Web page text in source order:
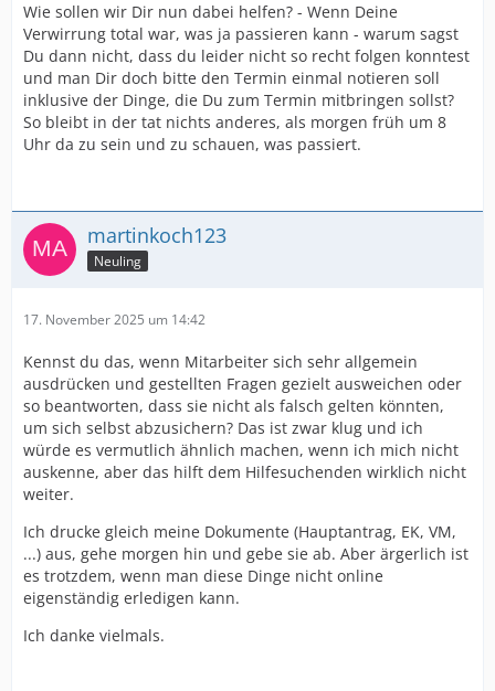
Wie sollen wir Dir nun dabei helfen? - Wenn Deine
Verwirrung total war, was ja passieren kann - warum sagst
Du dann nicht, dass du leider nicht so recht folgen konntest
und man Dir doch bitte den Termin einmal notieren soll
inklusive der Dinge, die Du zum Termin mitbringen sollst?
So bleibt in der tat nichts anderes, als morgen früh um 8
Uhr da zu sein und zu schauen, was passiert.
martinkoch123
Neuling
17. November 2025 um 14:42
Kennst du das, wenn Mitarbeiter sich sehr allgemein
ausdrücken und gestellten Fragen gezielt ausweichen oder
so beantworten, dass sie nicht als falsch gelten könnten,
um sich selbst abzusichern? Das ist zwar klug und ich
würde es vermutlich ähnlich machen, wenn ich mich nicht
auskenne, aber das hilft dem Hilfesuchenden wirklich nicht
weiter.
Ich drucke gleich meine Dokumente (Hauptantrag, EK, VM,
...) aus, gehe morgen hin und gebe sie ab. Aber ärgerlich ist
es trotzdem, wenn man diese Dinge nicht online
eigenständig erledigen kann.
Ich danke vielmals.